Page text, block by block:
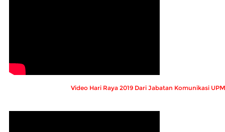
Video Hari Raya 2019 Dari Jabatan Komunikasi